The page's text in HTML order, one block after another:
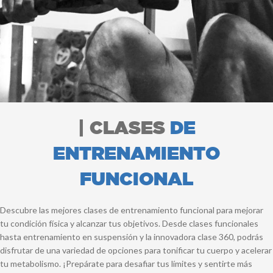
| CLASES DE
ENTRENAMIENTO
FUNCIONAL
Descubre las mejores clases de entrenamiento funcional para mejorar
tu condición física y alcanzar tus objetivos. Desde clases funcionales
hasta entrenamiento en suspensión y la innovadora clase 360, podrás
disfrutar de una variedad de opciones para tonificar tu cuerpo y acelerar
tu metabolismo. ¡Prepárate para desafiar tus límites y sentirte más